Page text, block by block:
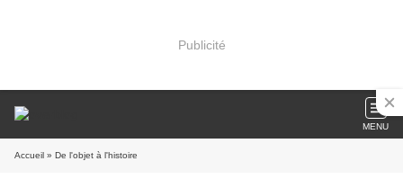
Publicité
MENU
Accueil » De l'objet à l'histoire